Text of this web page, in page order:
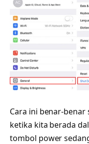
Cara ini benar-
ketika kita berada
tombol power